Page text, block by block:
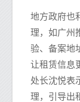
地方政府也
理，如广州
验、备案地
让租赁信息
处长沈悦表
理，引导出